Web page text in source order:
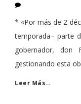
* «Por más de 2
temporada– parte
gobernador, don
gestionando esta
Leer Más…